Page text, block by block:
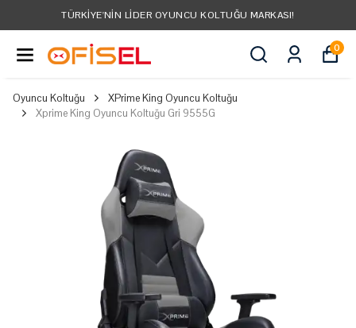
OYUNCU KOLTUĞU MARKASI!
0
Oyuncu Koltuğu
XPrime King Oyuncu Koltuğu
Xprime King Oyuncu Koltuğu Gri 9555G